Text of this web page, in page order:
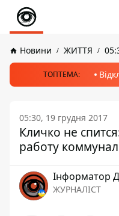
Новини ЖИТТЯ
ТОПТЕМА:
05:30, 19 грудня 2017
Кличко не
работу
Інформатор
ЖУРНАЛІСТ